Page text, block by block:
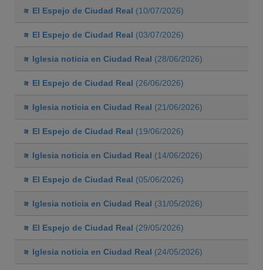
El Espejo de Ciudad Real (10/07/2026)
El Espejo de Ciudad Real (03/07/2026)
Iglesia noticia en Ciudad Real (28/06/2026)
El Espejo de Ciudad Real (26/06/2026)
Iglesia noticia en Ciudad Real (21/06/2026)
El Espejo de Ciudad Real (19/06/2026)
Iglesia noticia en Ciudad Real (14/06/2026)
El Espejo de Ciudad Real (05/06/2026)
Iglesia noticia en Ciudad Real (31/05/2026)
El Espejo de Ciudad Real (29/05/2026)
Iglesia noticia en Ciudad Real (24/05/2026)